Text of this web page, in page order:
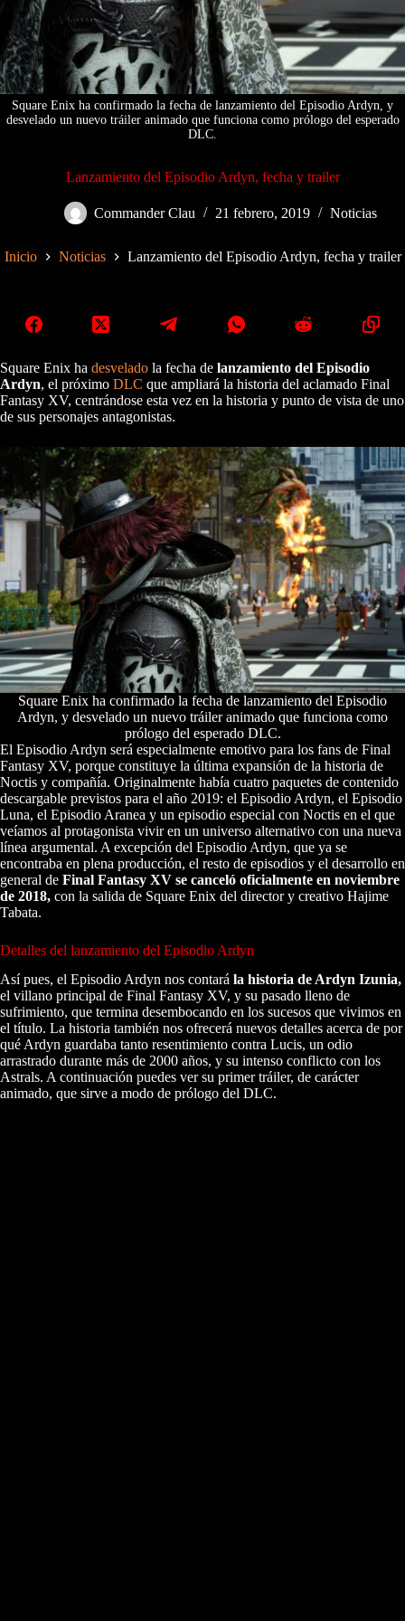
Square Enix ha confirmado la fecha de lanzamiento del Episodio Ardyn, y
desvelado un nuevo tráiler animado que funciona como prólogo del esperado
DLC.
Lanzamiento del Episodio Ardyn, fecha y trailer
Commander Clau 21 febrero, 2019 Noticias
Inicio Noticias Lanzamiento del Episodio Ardyn, fecha y trailer
Square Enix ha desvelado la fecha de lanzamiento del Episodio
Ardyn, el próximo DLC que ampliará la historia del aclamado Final
Fantasy XV, centrándose esta vez en la historia y punto de vista de uno
de sus personajes antagonistas.
Square Enix ha confirmado la fecha de lanzamiento del Episodio
Ardyn, y desvelado un nuevo tráiler animado que funciona como
prólogo del esperado DLC.
El Episodio Ardyn será especialmente emotivo para los fans de Final
Fantasy XV, porque constituye la última expansión de la historia de
Noctis y compañía. Originalmente había cuatro paquetes de contenido
descargable previstos para el año 2019: el Episodio Ardyn, el Episodio
Luna, el Episodio Aranea y un episodio especial con Noctis en el que
veíamos al protagonista vivir en un universo alternativo con una nueva
línea argumental. A excepción del Episodio Ardyn, que ya se
encontraba en plena producción, el resto de episodios y el desarrollo en
general de Final Fantasy XV se canceló oficialmente en noviembre
de 2018, con la salida de Square Enix del director y creativo Hajime
Tabata.
Detalles del lanzamiento del Episodio Ardyn
Así pues, el Episodio Ardyn nos contará la historia de Ardyn Izunia,
el villano principal de Final Fantasy XV, y su pasado lleno de
sufrimiento, que termina desembocando en los sucesos que vivimos en
el título. La historia también nos ofrecerá nuevos detalles acerca de por
qué Ardyn guardaba tanto resentimiento contra Lucis, un odio
arrastrado durante más de 2000 años, y su intenso conflicto con los
Astrals. A continuación puedes ver su primer tráiler, de carácter
animado, que sirve a modo de prólogo del DLC.